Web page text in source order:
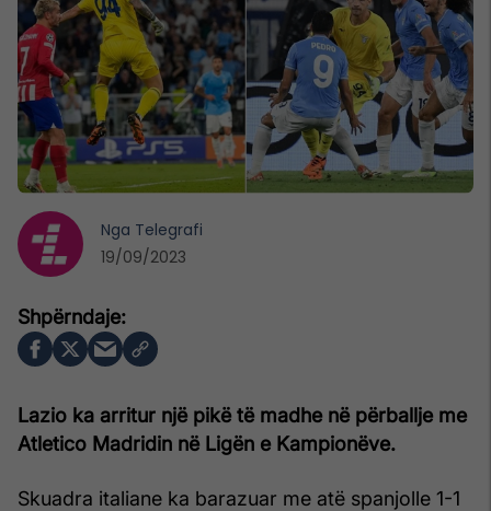
Lazio ka arritur një pikë të madhe në përballje me
Atletico Madridin në Ligën e Kampionëve.
Skuadra italiane ka barazuar me atë spanjolle 1-1
Nga Telegrafi
19/09/2023